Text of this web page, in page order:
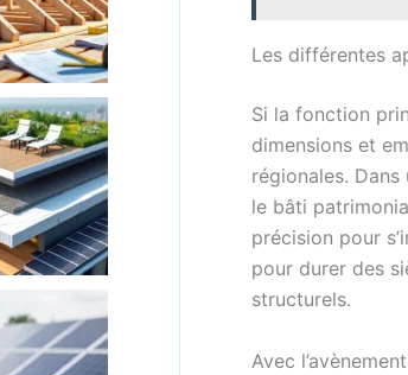
Les différentes
Si la fonction
dimensions et
régionales.
le bâti
précision pour
pour durer des
structurels.
Avec